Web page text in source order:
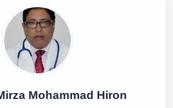
Mohammad Hiron